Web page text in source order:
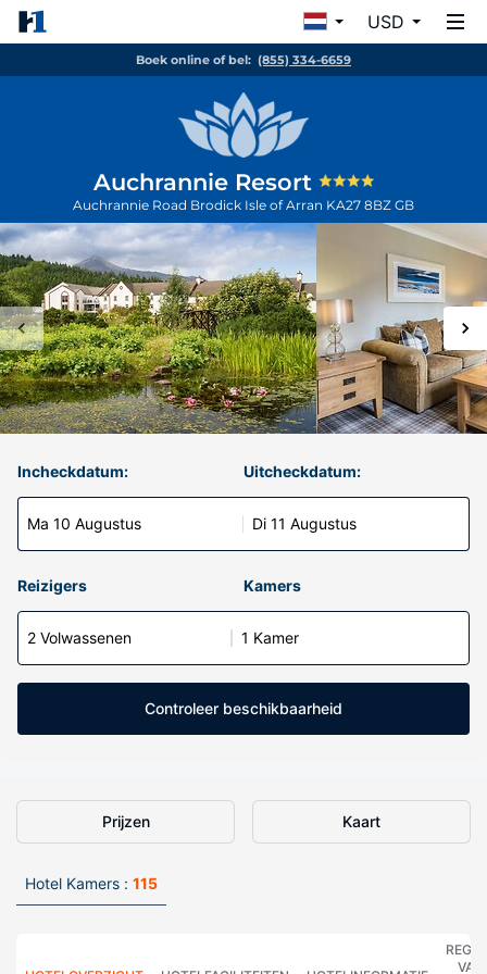
USD
Boek online of bel: (855) 334-6659
Auchrannie Resort
Auchrannie Road Brodick Isle of Arran KA27 8BZ GB
Incheckdatum:
Ma 10 Augustus
Uitcheckdatum:
Di 11 Augustus
Reizigers Kamers
2 Volwassenen 1 Kamer
Controleer beschikbaarheid
Prijzen Kaart
Hotel Kamers : 115
VAN